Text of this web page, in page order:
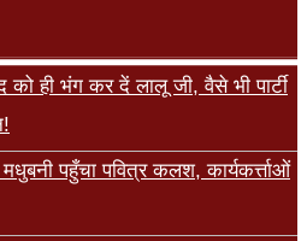
को ही भंग कर दें लालू जी, वैसे भी पार्टी
पहुँचा पवित्र कलश, कार्यकर्त्ताओं